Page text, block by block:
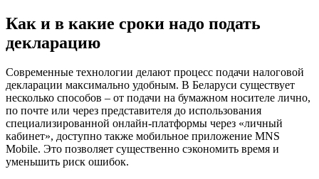
Как и в какие сроки надо подать
декларацию
Современные технологии делают процесс подачи налоговой
декларации максимально удобным. В Беларуси существует
несколько способов – от подачи на бумажном носителе лично,
по почте или через представителя до использования
специализированной онлайн-платформы через «личный
кабинет», доступно также мобильное приложение MNS
Mobile. Это позволяет существенно сэкономить время и
уменьшить риск ошибок.